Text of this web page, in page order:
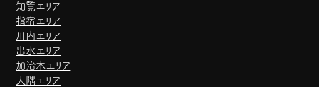
知覧エリア
指宿エリア
川内エリア
出水エリア
加治木エリア
大隅エリア